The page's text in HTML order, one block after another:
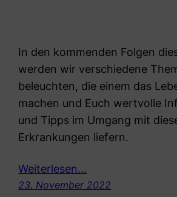
In den kommenden Folgen
werden wir verschiedene
beleuchten, die einem das
machen und Euch wertvolle
und Tipps im Umgang mit
Erkrankungen liefern.
Weiterlesen…
23. November 2022